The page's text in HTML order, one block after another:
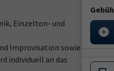
Einzelton- und
Improvisation sowie
individuell an das